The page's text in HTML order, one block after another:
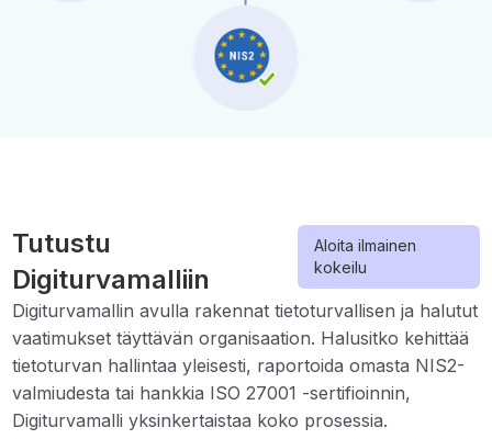
Tutustu
Digiturvamalliin
Aloita ilmainen
kokeilu
Digiturvamallin avulla rakennat tietoturvallisen ja halutut
vaatimukset täyttävän organisaation. Halusitko kehittää
tietoturvan hallintaa yleisesti, raportoida omasta NIS2-
valmiudesta tai hankkia ISO 27001 -sertifioinnin,
Digiturvamalli yksinkertaistaa koko prosessia.